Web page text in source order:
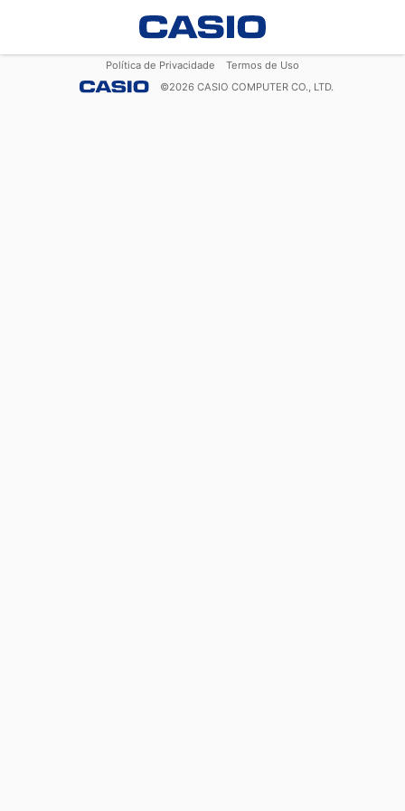
Política de Privacidade
Termos de Uso
©2026 CASIO COMPUTER CO., LTD.